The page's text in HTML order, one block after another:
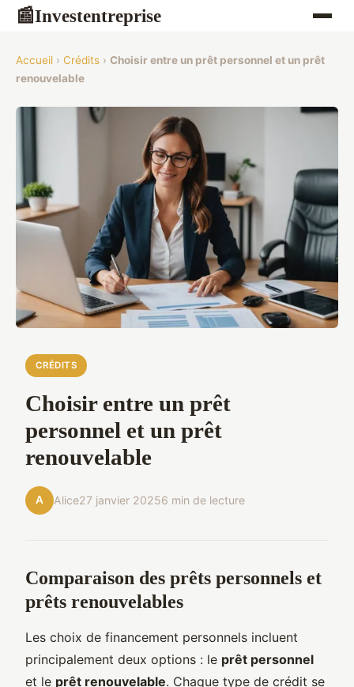
📰Investentreprise
Accueil › Crédits › Choisir entre un prêt personnel et un prêt
renouvelable
CRÉDITS
Choisir entre un prêt
personnel et un prêt
renouvelable
A Alice27 janvier 20256 min de lecture
Comparaison des prêts personnels et
prêts renouvelables
Les choix de financement personnels incluent
principalement deux options : le prêt personnel
et le prêt renouvelable. Chaque type de crédit se